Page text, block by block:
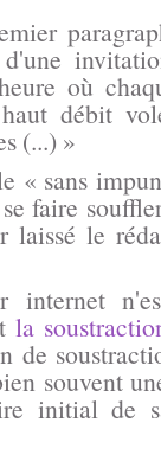
où
débit
(...) »
« sans
faire
laissé le
internet
la
de
souvent
initial de